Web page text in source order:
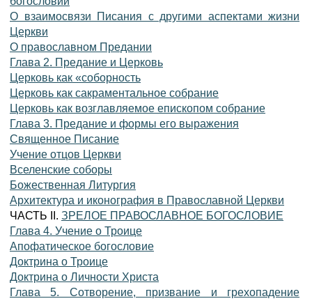
О взаимосвязи Писания с другими аспектами жизни
Церкви
О православном Предании
Глава 2. Предание и Церковь
Церковь как «соборность
Церковь как сакраментальное собрание
Церковь как возглавляемое епископом собрание
Глава 3. Предание и формы его выражения
Священное Писание
Учение отцов Церкви
Вселенские соборы
Божественная Литургия
Архитектура и иконография в Православной Церкви
ЧАСТЬ II. ЗРЕЛОЕ ПРАВОСЛАВНОЕ БОГОСЛОВИЕ
Глава 4. Учение о Троице
Апофатическое богословие
Доктрина о Троице
Доктрина о Личности Христа
Глава 5. Сотворение, призвание и грехопадение